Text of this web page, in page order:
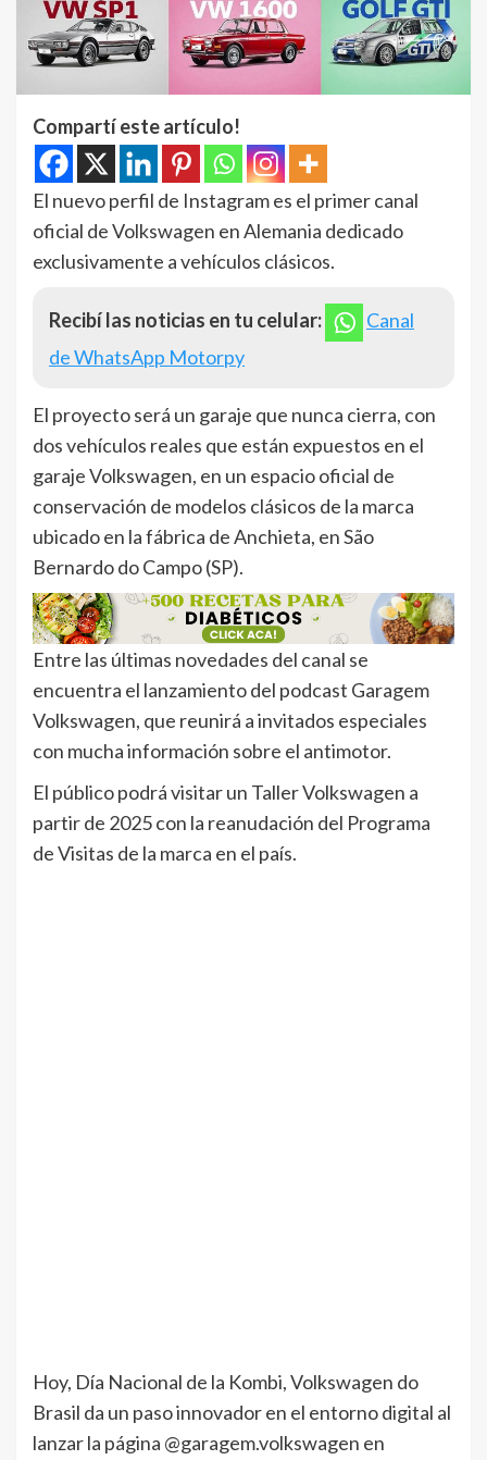
Compartí este artículo!
El nuevo perfil de Instagram es el primer canal
oficial de Volkswagen en Alemania dedicado
exclusivamente a vehículos clásicos.
Recibí las noticias en tu celular:
Canal
de WhatsApp Motorpy
El proyecto será un garaje que nunca cierra, con
dos vehículos reales que están expuestos en el
garaje Volkswagen, en un espacio oficial de
conservación de modelos clásicos de la marca
ubicado en la fábrica de Anchieta, en São
Bernardo do Campo (SP).
Entre las últimas novedades del canal se
encuentra el lanzamiento del podcast Garagem
Volkswagen, que reunirá a invitados especiales
con mucha información sobre el antimotor.
El público podrá visitar un Taller Volkswagen a
partir de 2025 con la reanudación del Programa
de Visitas de la marca en el país.
Hoy, Día Nacional de la Kombi, Volkswagen do
Brasil da un paso innovador en el entorno digital al
lanzar la página @garagem.volkswagen en